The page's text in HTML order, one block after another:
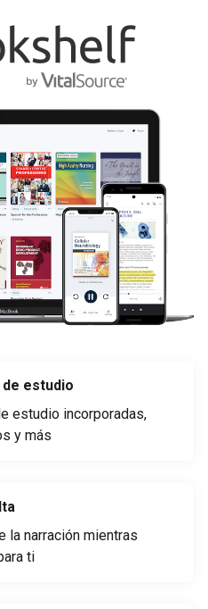
estudio
estudio incorporadas,
y más
la narración mientras
ti